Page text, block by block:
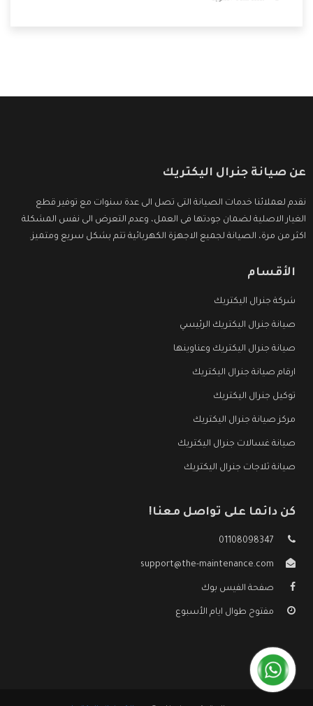
عن صيانة جنرال اليكتريك
نقدم لعملائنا خدمات الصيانة التى تصل الى عدة سنوات مع توفير قطع
الغيار الاصلية لضمان جودتها فى العمل، وعدم التعرض الى نفس المشكلة
اكثر من مرة، الصيانة لجميع الاجهزة الكهربائية تتم بشكل سريع ومتميز.
الأقسام
شركة جنرال اليكتريك
صيانة جنرال اليكتريك الرئيسي
صيانة جنرال اليكتريك وعناوينها
ارقام صيانة جنرال اليكتريك
توكيل جنرال اليكتريك
مركز صيانة جنرال اليكتريك
صيانة غسالات جنرال اليكتريك
صيانة ثلاجات جنرال اليكتريك
كن دائما على تواصل معنا!
01108098347
support@the-maintenance.com
صفحة الفيس بوك
مفتوح طوال ايام الأسبوع